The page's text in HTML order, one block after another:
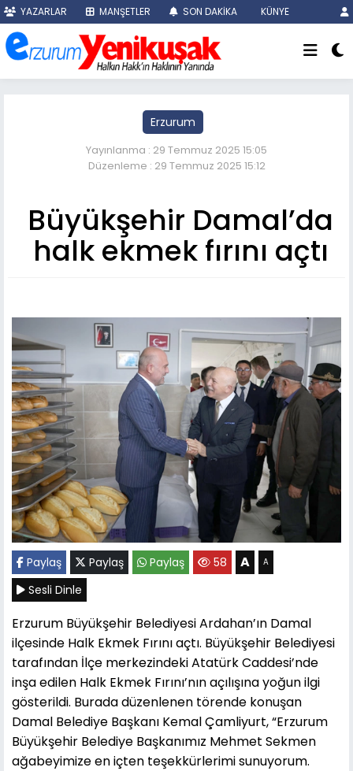
YAZARLAR MANŞETLER SON DAKİKA KÜNYE
Erzurum
Yayınlanma : 29 Temmuz 2025 15:05
Düzenleme : 29 Temmuz 2025 15:12
Büyükşehir Damal’da
halk ekmek fırını açtı
Paylaş Paylaş Paylaş 58 A A
Sesli Dinle
Erzurum Büyükşehir Belediyesi Ardahan’ın Damal
ilçesinde Halk Ekmek Fırını açtı. Büyükşehir Belediyesi
tarafından İlçe merkezindeki Atatürk Caddesi’nde
inşa edilen Halk Ekmek Fırını’nın açılışına yoğun ilgi
gösterildi. Burada düzenlenen törende konuşan
Damal Belediye Başkanı Kemal Çamliyurt, “Erzurum
Büyükşehir Belediye Başkanımız Mehmet Sekmen
ağabeyimize en içten teşekkürlerimi sunuyorum.